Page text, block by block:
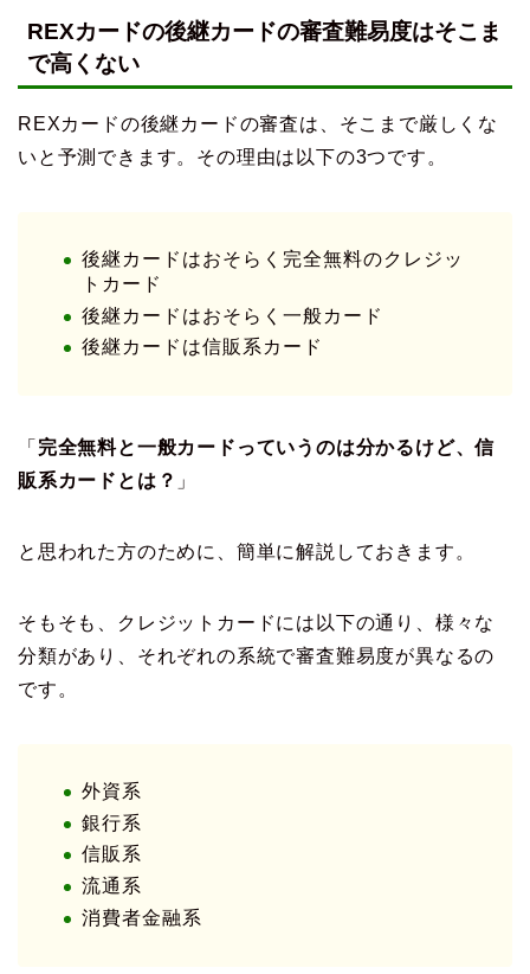
REXカードの後継カードの審査難易度はそこま
で高くない
REXカードの後継カードの審査は、そこまで厳しくな
いと予測できます。その理由は以下の3つです。
後継カードはおそらく完全無料のクレジッ
トカード
後継カードはおそらく一般カード
後継カードは信販系カード
「 完全無料と一般カードっていうのは分かるけど、信
販系カードとは？ 」
と思われた方のために、簡単に解説しておきます。
そもそも、クレジットカードには以下の通り、様々な
分類があり、それぞれの系統で審査難易度が異なるの
です。
外資系
銀行系
信販系
流通系
消費者金融系